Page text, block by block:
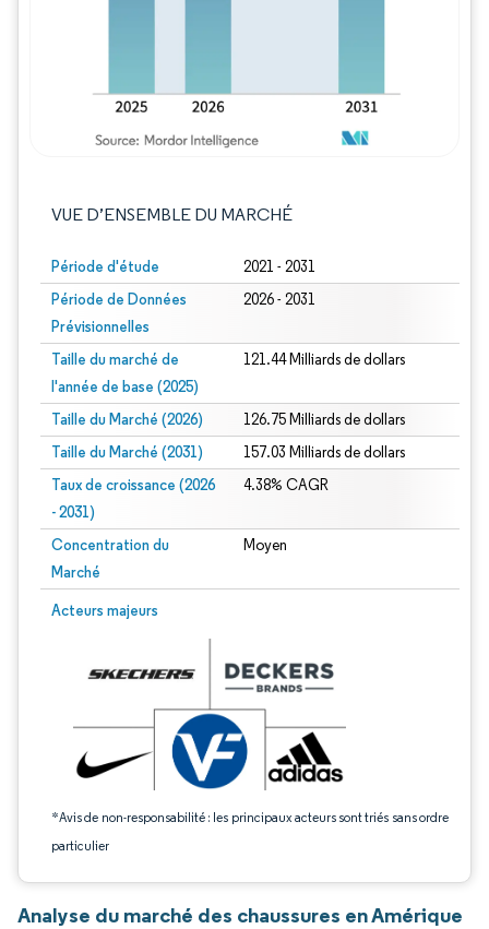
VUE D’ENSEMBLE DU MARCHÉ
Période d'étude 2021 - 2031
Période de Données
Prévisionnelles
2026 - 2031
Taille du marché de
l'année de base (2025)
121.44 Milliards de dollars
Taille du Marché (2026) 126.75 Milliards de dollars
Taille du Marché (2031) 157.03 Milliards de dollars
Taux de croissance (2026
- 2031)
4.38% CAGR
Concentration du
Marché
Moyen
Acteurs majeurs
*Avis de non-responsabilité : les principaux acteurs sont triés sans ordre
particulier
Image © Mordor Intelligence. La réutilisation nécessite une attribution sous CC
Analyse du marché des chaussures en Amérique